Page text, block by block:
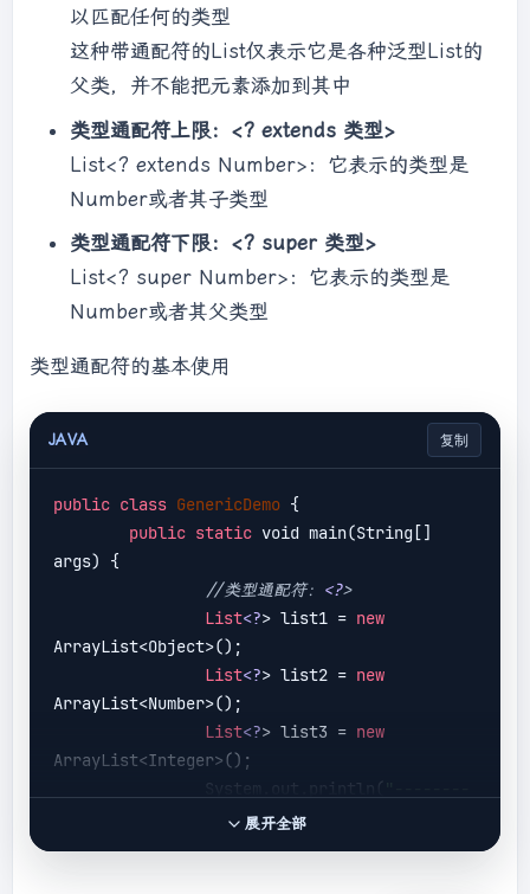
以匹配任何的类型
这种带通配符的List仅表示它是各种泛型List的
父类，并不能把元素添加到其中
类型通配符上限：<? extends 类型>
List<? extends Number>：它表示的类型是
Number或者其子类型
类型通配符下限：<? super 类型>
List<? super Number>：它表示的类型是
Number或者其父类型
类型通配符的基本使用
JAVA 复制
public class GenericDemo {
public static void main(String[]
args) {
//类型通配符： <?>
List<?> list1 = new
ArrayList<Object>();
List<?> list2 = new
ArrayList<Number>();
List<?> list3 = new
ArrayList<Integer>();
                System.out.println(
展开全部